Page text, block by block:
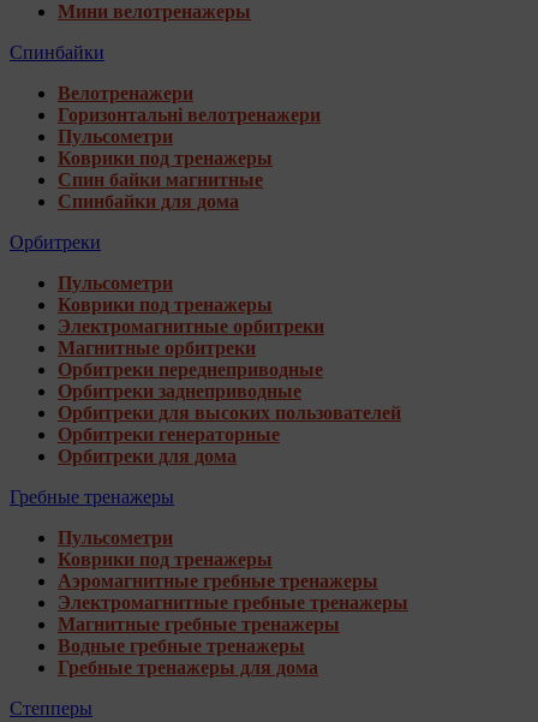
Мини велотренажеры
Спинбайки
Велотренажери
Горизонтальні велотренажери
Пульсометри
Коврики под тренажеры
Спин байки магнитные
Спинбайки для дома
Орбитреки
Пульсометри
Коврики под тренажеры
Электромагнитные орбитреки
Магнитные орбитреки
Орбитреки переднеприводные
Орбитреки заднеприводные
Орбитреки для высоких пользователей
Орбитреки генераторные
Орбитреки для дома
Гребные тренажеры
Пульсометри
Коврики под тренажеры
Аэромагнитные гребные тренажеры
Электромагнитные гребные тренажеры
Магнитные гребные тренажеры
Водные гребные тренажеры
Гребные тренажеры для дома
Степперы